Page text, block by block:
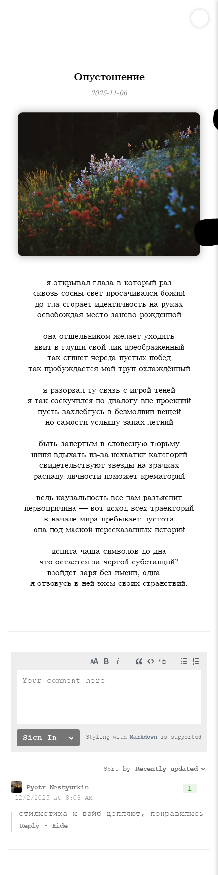
Опустошение
2025-11-06
я открывал глаза в который раз
сквозь сосны свет просачивался божий
до тла сгорает идентичность на руках
освобождая место заново рожденной
она отшельником желает уходить
явит в глуши свой лик преображенный
так сгинет череда пустых побед
так пробуждается мой труп охлаждённый
я разорвал ту связь с игрой теней
я так соскучился по диалогу вне проекций
пусть захлебнусь в безмолвии вещей
но самости услышу запах летний
быть запертым в словесную тюрьму
шипя вдыхать из-за нехватки категорий
свидетельствуют звезды на зрачках
распаду личности поможет крематорий
ведь каузальность все нам разъяснит
первопричина — вот исход всех траекторий
в начале мира пребывает пустота
она под маской пересказанных историй
испита чаша символов до дна
что остается за чертой субстанций?
взойдет заря без имени, одна —
я отзовусь в ней эхом своих странствий.